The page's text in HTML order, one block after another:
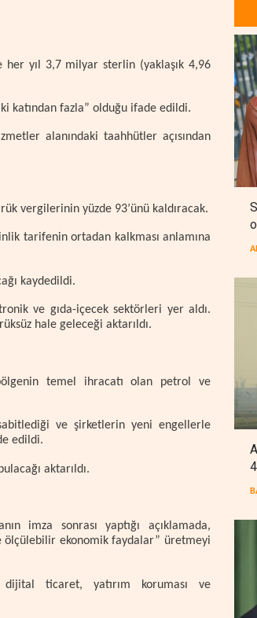
her yıl 3,7 milyar sterlin (yaklaşık 4,96
katından fazla” olduğu ifade edildi.
alanındaki taahhütler açısından
vergilerinin yüzde 93’ünü kaldıracak.
tarifenin ortadan kalkması anlamına
kaydedildi.
ve gıda-içecek sektörleri yer aldı.
hale geleceği aktarıldı.
temel ihracatı olan petrol ve
ve şirketlerin yeni engellerle
edildi.
aktarıldı.
imza sonrası yaptığı açıklamada,
ölçülebilir ekonomik faydalar” üretmeyi
ticaret, yatırım koruması ve